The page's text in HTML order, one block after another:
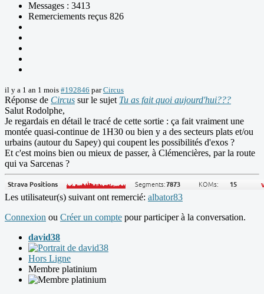
Messages : 3413
Remerciements reçus 826
il y a 1 an 1 mois #192846 parCircus
Réponse de Circus sur le sujet Tu as fait quoi aujourd'hui???
Salut Rodolphe,
Je regardais en détail le tracé de cette sortie : ça fait vraiment une
montée quasi-continue de 1H30 ou bien y a des secteurs plats et/ou
urbains (autour du Sapey) qui coupent les possibilités d'exos ?
Et c'est moins bien ou mieux de passer, à Clémencières, par la route
qui va Sarcenas ?
Les utilisateur(s) suivant ont remercié: albator83
Connexion ou Créer un compte pour participer à la conversation.
david38
Hors Ligne
Membre platinium